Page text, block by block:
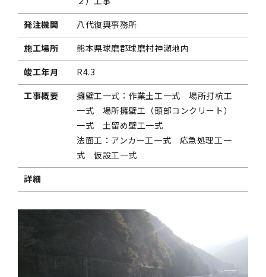
発注機関
八代復興事務所
施工場所
熊本県球磨郡球磨村神瀬地内
竣工年月
R4.3
工事概要
擁壁工一式：作業土工一式 場所打杭工
一式 場所擁壁工（頭部コンクリート）
一式 土留め壁工一式
法面工：アンカー工一式 応急処理工一
式 仮設工一式
詳細